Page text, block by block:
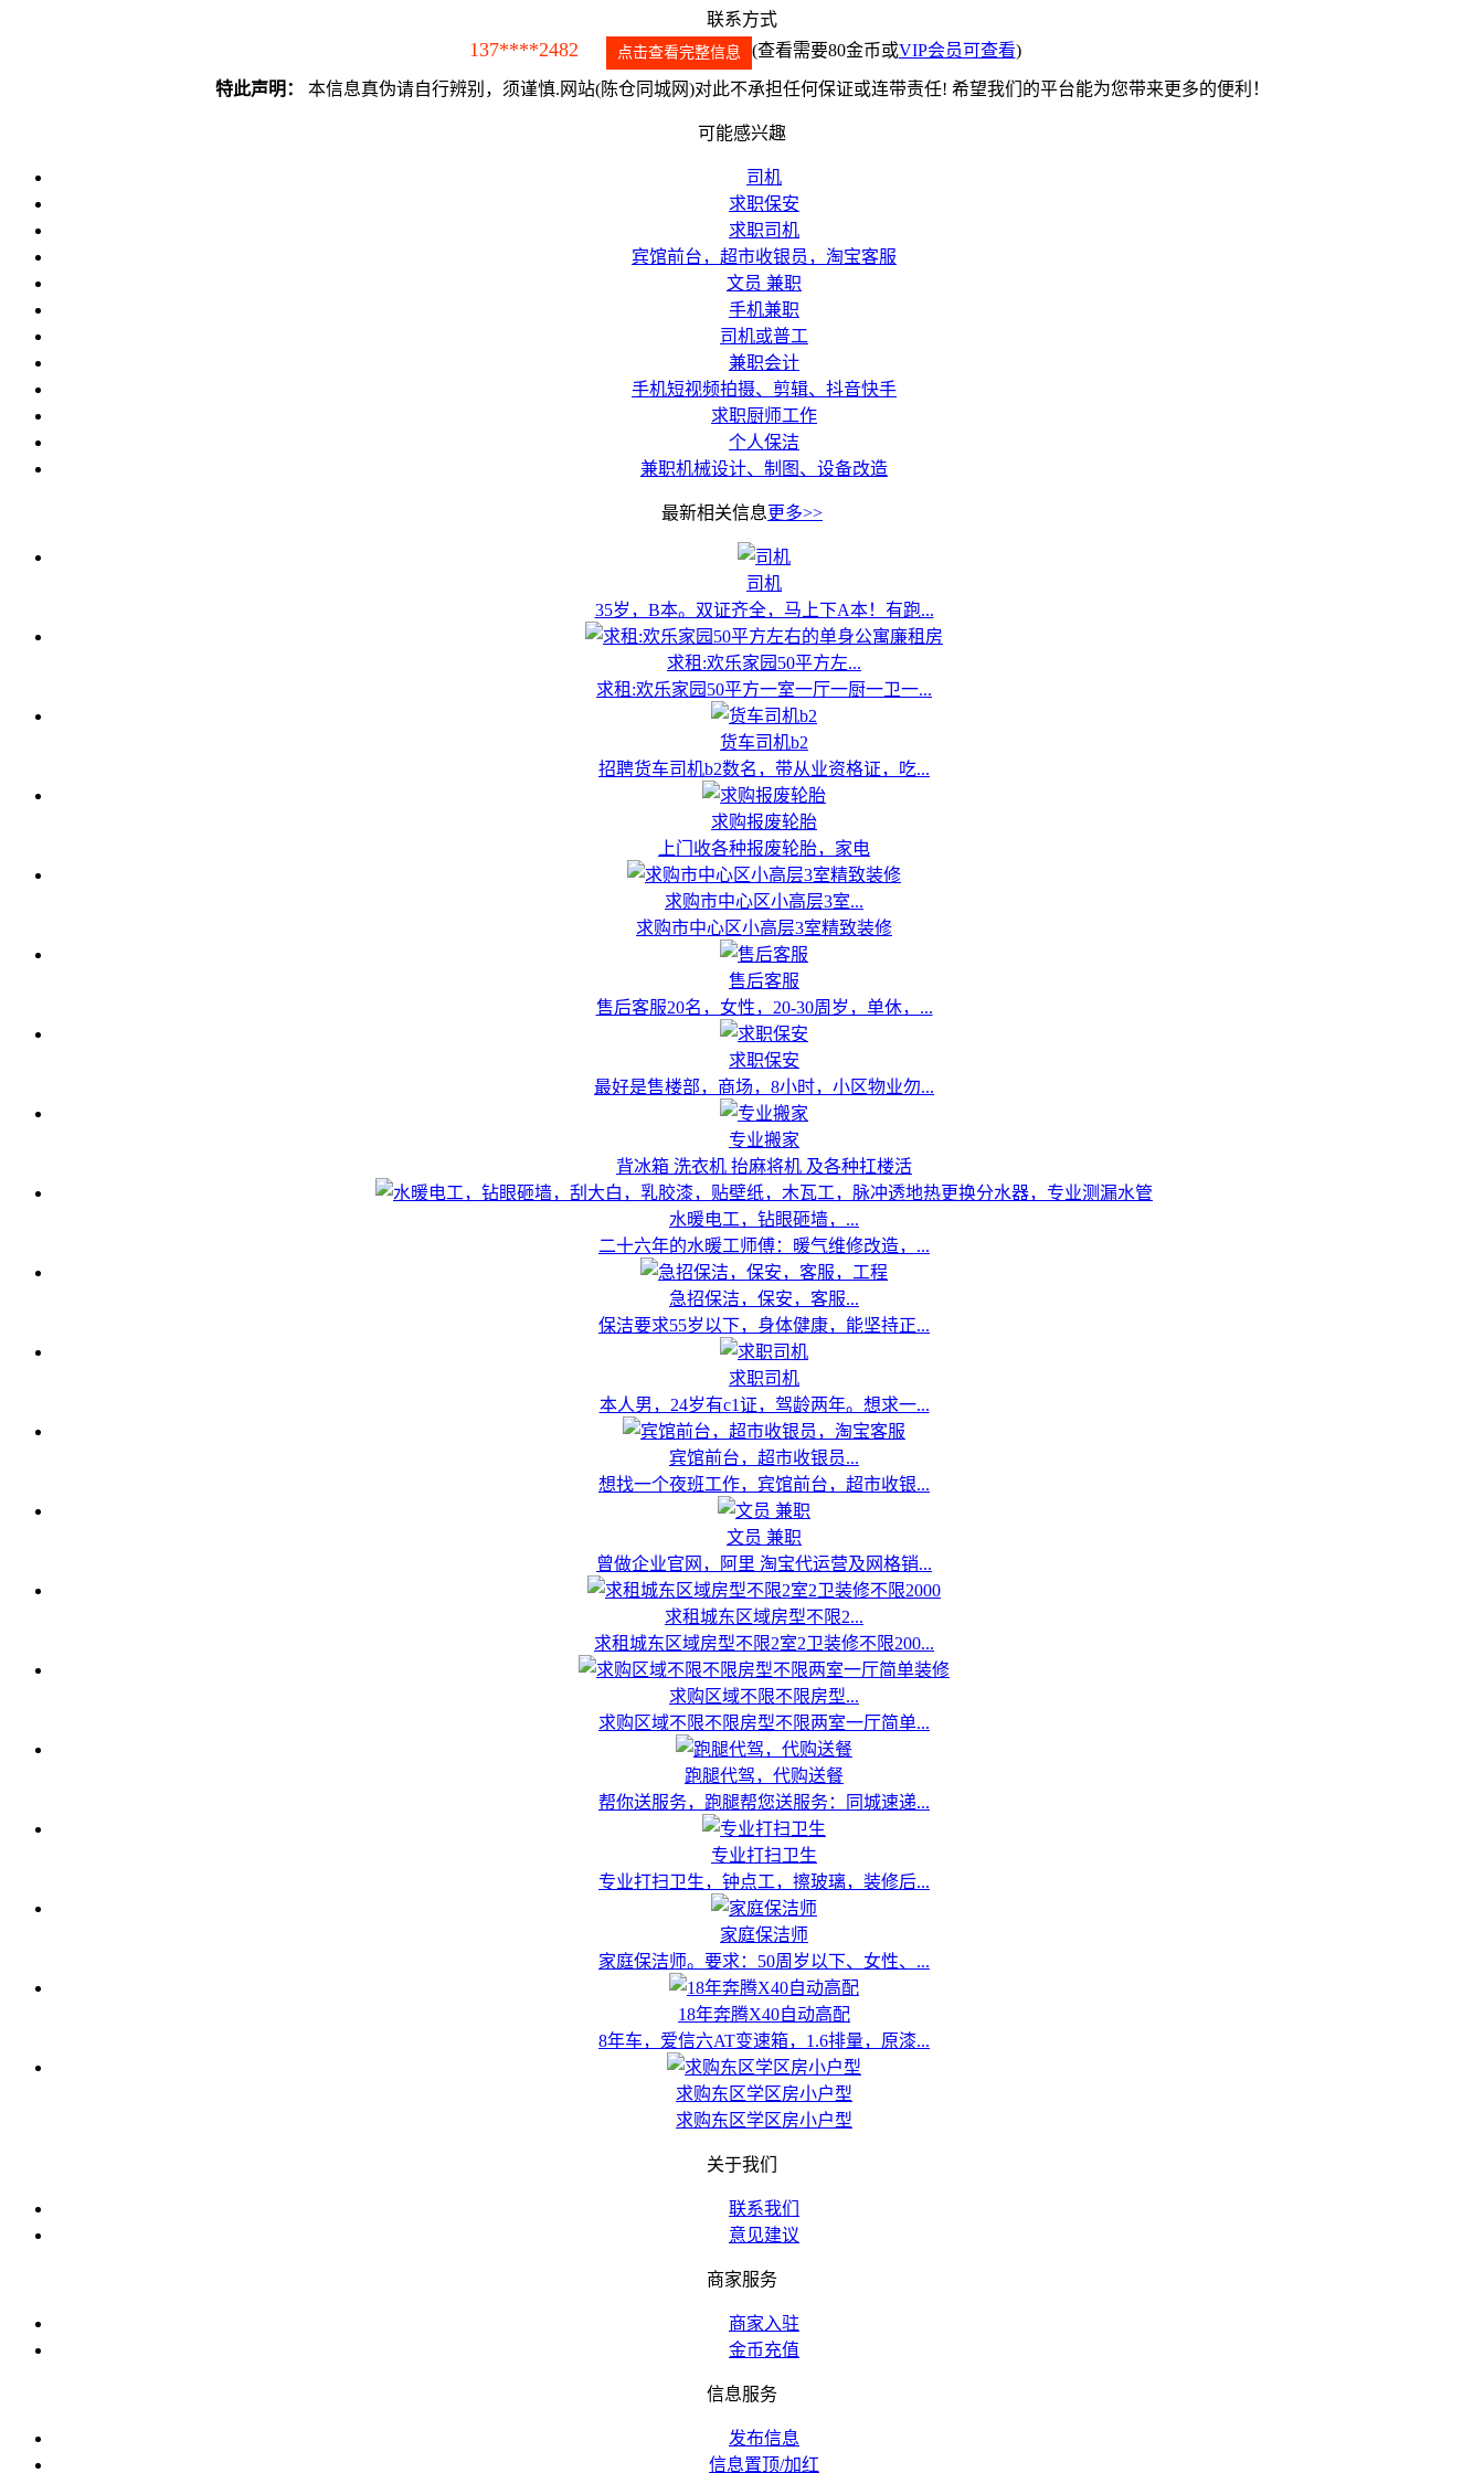
联系方式
137****2482 点击查看完整信息 (查看需要80金币或VIP会员可查看)
特此声明： 本信息真伪请自行辨别，须谨慎.网站(陈仓同城网)对此不承担任何保证或连带责任! 希望我们的平台能为您带来更多的便利！
可能感兴趣
司机
求职保安
求职司机
宾馆前台，超市收银员，淘宝客服
文员 兼职
手机兼职
司机或普工
兼职会计
手机短视频拍摄、剪辑、抖音快手
求职厨师工作
个人保洁
兼职机械设计、制图、设备改造
最新相关信息更多>>
司机
35岁，B本。双证齐全，马上下A本！有跑...
求租:欢乐家园50平方左...
求租:欢乐家园50平方一室一厅一厨一卫一...
货车司机b2
招聘货车司机b2数名，带从业资格证，吃...
求购报废轮胎
上门收各种报废轮胎，家电
求购市中心区小高层3室...
求购市中心区小高层3室精致装修
售后客服
售后客服20名，女性，20-30周岁，单休，...
求职保安
最好是售楼部，商场，8小时，小区物业勿...
专业搬家
背冰箱 洗衣机 抬麻将机 及各种扛楼活
水暖电工，钻眼砸墙，...
二十六年的水暖工师傅：暖气维修改造，...
急招保洁，保安，客服...
保洁要求55岁以下，身体健康，能坚持正...
求职司机
本人男，24岁有c1证，驾龄两年。想求一...
宾馆前台，超市收银员...
想找一个夜班工作，宾馆前台，超市收银...
文员 兼职
曾做企业官网，阿里 淘宝代运营及网格销...
求租城东区域房型不限2...
求租城东区域房型不限2室2卫装修不限200...
求购区域不限不限房型...
求购区域不限不限房型不限两室一厅简单...
跑腿代驾，代购送餐
帮你送服务，跑腿帮您送服务：同城速递...
专业打扫卫生
专业打扫卫生，钟点工，擦玻璃，装修后...
家庭保洁师
家庭保洁师。要求：50周岁以下、女性、...
18年奔腾X40自动高配
8年车，爱信六AT变速箱，1.6排量，原漆...
求购东区学区房小户型
求购东区学区房小户型
关于我们
联系我们
意见建议
商家服务
商家入驻
金币充值
信息服务
发布信息
信息置顶/加红